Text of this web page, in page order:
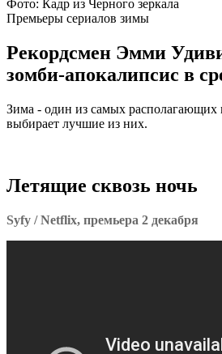
Фото: Кадр из Черного зеркала
Премьеры сериалов зимы
Рекордсмен Эмми
зомби-апокалипсис в
Зима - один из самых располагающих
выбирает лучшие из них.
Летящие сквозь ночь
Syfy / Netflix, премьера 2 декабря